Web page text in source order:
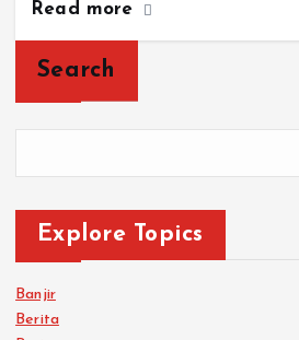
Read more
Search
Explore Topics
Banjir
Berita